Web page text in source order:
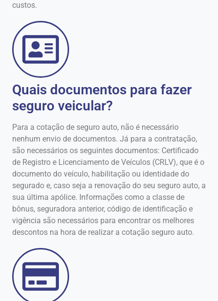
custos.
Quais documentos para fazer
seguro veicular?
Para a cotação de seguro auto, não é necessário
nenhum envio de documentos. Já para a contratação,
são necessários os seguintes documentos: Certificado
de Registro e Licenciamento de Veículos (CRLV), que é o
documento do veículo, habilitação ou identidade do
segurado e, caso seja a renovação do seu seguro auto, a
sua última apólice. Informações como a classe de
bônus, seguradora anterior, código de identificação e
vigência são necessários para encontrar os melhores
descontos na hora de realizar a cotação seguro auto.